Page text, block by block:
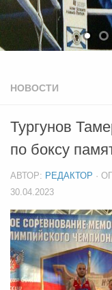
НОВОСТИ
Тургунов
по боксу
АВТОР: РЕДАКТОР ·
30.04.2023